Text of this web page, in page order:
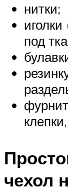
нитки;
под
чехол